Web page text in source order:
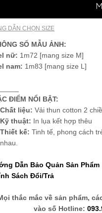
DẪN CHỌN SIZE
SỐ MẪU ẢNH:
nữ: 1m72 [mang size M]
nam: 1m83 [mang size L]
ĐIỂM NỔI BẬT:
Chất liệu: Vải thun cotton 2
Kỹ thuật: In lụa kết hợp thêu
Thiết kế: Tinh tế, phong cách
Dẫn Bảo Quản Sản Phẩm
Sách Đổi/Trả
thắc mắc về sản phẩm,
vào số Hotline: